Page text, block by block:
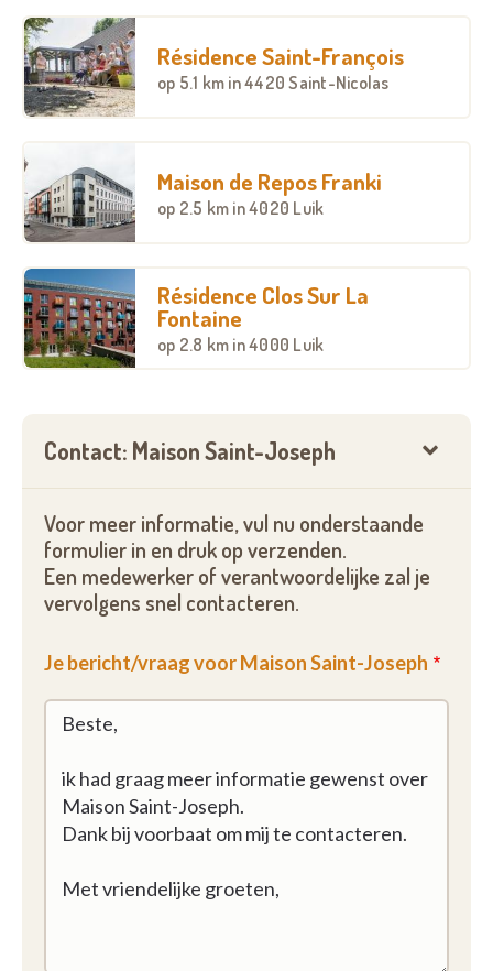
Résidence Saint-François
op 5.1 km in 4420 Saint-Nicolas
Maison de Repos Franki
op 2.5 km in 4020 Luik
Résidence Clos Sur La
Fontaine
op 2.8 km in 4000 Luik
Contact: Maison Saint-Joseph
Voor meer informatie, vul nu onderstaande
formulier in en druk op verzenden.
Een medewerker of verantwoordelijke zal je
vervolgens snel contacteren.
Je bericht/vraag voor Maison Saint-Joseph